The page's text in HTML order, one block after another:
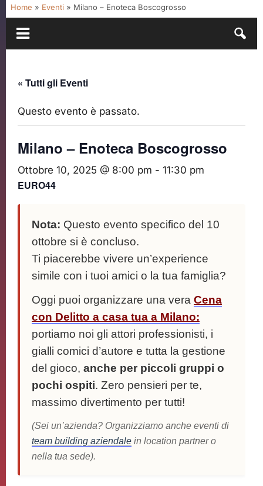
Home » Eventi » Milano – Enoteca Boscogrosso
« Tutti gli Eventi
Questo evento è passato.
Milano – Enoteca Boscogrosso
Ottobre 10, 2025 @ 8:00 pm - 11:30 pm
EURO44
Nota: Questo evento specifico del 10
ottobre si è concluso.
Ti piacerebbe vivere un’experience
simile con i tuoi amici o la tua famiglia?
Oggi puoi organizzare una vera Cena
con Delitto a casa tua a Milano:
portiamo noi gli attori professionisti, i
gialli comici d’autore e tutta la gestione
del gioco, anche per piccoli gruppi o
pochi ospiti. Zero pensieri per te,
massimo divertimento per tutti!
(Sei un’azienda? Organizziamo anche eventi di
team building aziendale in location partner o
nella tua sede).